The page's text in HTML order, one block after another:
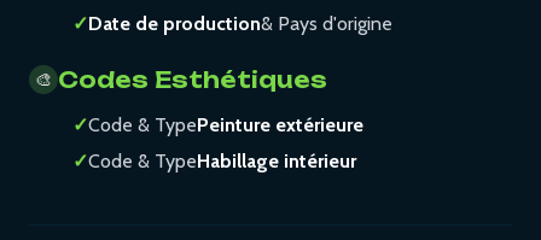
✓Date de production& Pays d'origine
🎨 Codes Esthétiques
✓Code & TypePeinture extérieure
✓Code & TypeHabillage intérieur